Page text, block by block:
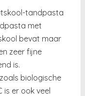
tandpasta
met
bevat maar
zeer fijne
is.
biologische
is er ook veel